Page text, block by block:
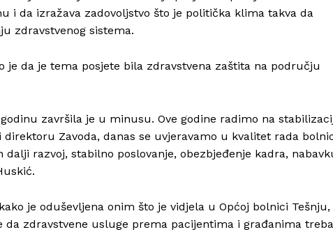
i da izražava zadovoljstvo što je politička klima takva da
zdravstvenog sistema.
je da je tema posjete bila zdravstvena zaštita na području
završila je u minusu. Ove godine radimo na
Zavoda, danas se uvjeravamo u kvalitet rada
razvoj, stabilno poslovanje, obezbjeđenje kadra,
je oduševljena onim što je vidjela u Općoj bolnici Tešnju,
zdravstvene usluge prema pacijentima i građanima treba